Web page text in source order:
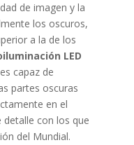
de imagen y la
los oscuros,
a la de los
LED
capaz de
partes oscuras
en el
detalle con los que
del Mundial.